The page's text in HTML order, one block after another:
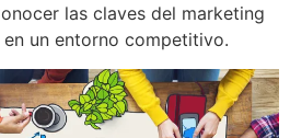
las claves del marketing
un entorno competitivo.